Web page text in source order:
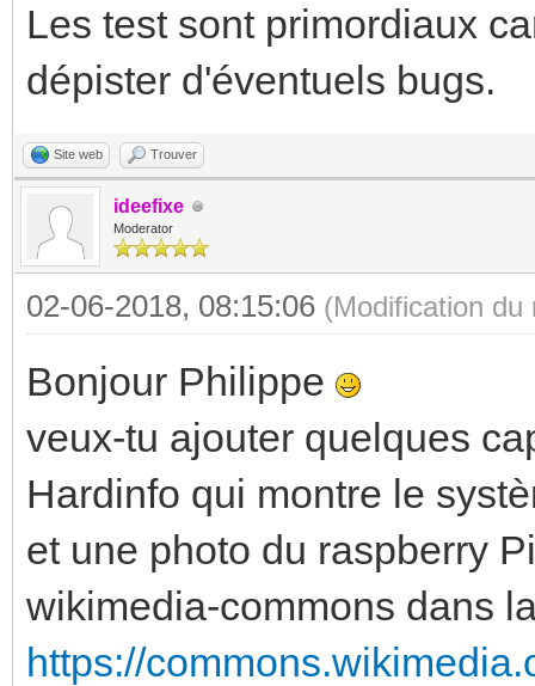
Les test sont primordiaux
dépister d'éventuels bugs.
Site web Trouver
ideefixe
Moderator
02-06-2018, 08:15:06 (Modification
Bonjour Philippe
veux-tu ajouter quelques
Hardinfo qui montre le
et une photo du raspberry
wikimedia-commons dans
https://